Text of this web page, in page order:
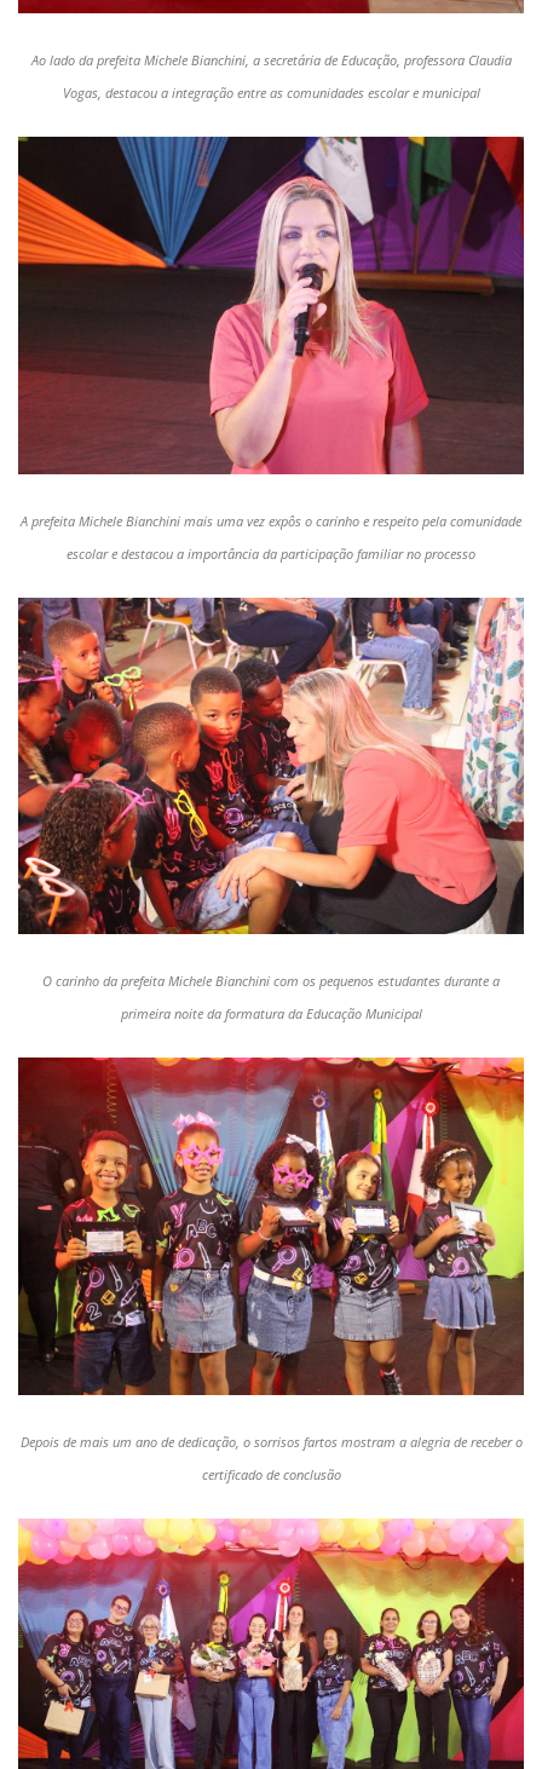
Ao lado da prefeita Michele Bianchini, a secretária de Educação, professora Claudia
Vogas, destacou a integração entre as comunidades escolar e municipal
A prefeita Michele Bianchini mais uma vez expôs o carinho e respeito pela comunidade
escolar e destacou a importância da participação familiar no processo
O carinho da prefeita Michele Bianchini com os pequenos estudantes durante a
primeira noite da formatura da Educação Municipal
Depois de mais um ano de dedicação, o sorrisos fartos mostram a alegria de receber o
certificado de conclusão